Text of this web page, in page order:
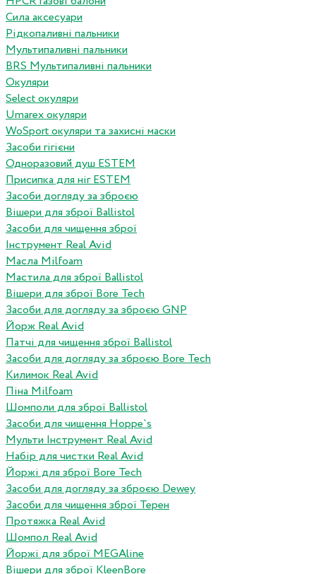
Сила аксесуари
Рідкопаливні пальники
Мультипаливні пальники
BRS Мультипаливні пальники
Окуляри
Select окуляри
Umarex окуляри
WoSport окуляри та захисні маски
Засоби гігієни
Одноразовий душ ESTEM
Присипка для ніг ESTEM
Засоби догляду за зброєю
Вішери для зброї Ballistol
Засоби для чищення зброї
Інструмент Real Avid
Масла Milfoam
Мастила для зброї Ballistol
Вішери для зброї Bore Tech
Засоби для догляду за зброєю GNP
Йорж Real Avid
Патчі для чищення зброї Ballistol
Засоби для догляду за зброєю Bore Tech
Килимок Real Avid
Піна Milfoam
Шомполи для зброї Ballistol
Засоби для чищення Hoppe`s
Мульти Інструмент Real Avid
Набір для чистки Real Avid
Йоржі для зброї Bore Tech
Засоби для догляду за зброєю Dewey
Засоби для чищення зброї Терен
Протяжка Real Avid
Шомпол Real Avid
Йоржі для зброї MEGAline
Вішери для зброї KleenBore